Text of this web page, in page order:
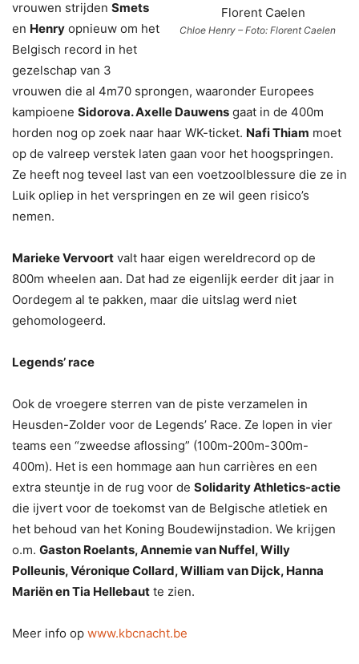
Chloe Henry – Foto: Florent Caelen
vrouwen strijden Smets
en Henry opnieuw om het
Belgisch record in het
gezelschap van 3
vrouwen die al 4m70 sprongen, waaronder Europees
kampioene Sidorova. Axelle Dauwens gaat in de 400m
horden nog op zoek naar haar WK-ticket. Nafi Thiam moet
op de valreep verstek laten gaan voor het hoogspringen.
Ze heeft nog teveel last van een voetzoolblessure die ze in
Luik opliep in het verspringen en ze wil geen risico’s
nemen.
Marieke Vervoort valt haar eigen wereldrecord op de
800m wheelen aan. Dat had ze eigenlijk eerder dit jaar in
Oordegem al te pakken, maar die uitslag werd niet
gehomologeerd.
Legends’ race
Ook de vroegere sterren van de piste verzamelen in
Heusden-Zolder voor de Legends’ Race. Ze lopen in vier
teams een “zweedse aflossing” (100m-200m-300m-
400m). Het is een hommage aan hun carrières en een
extra steuntje in de rug voor de Solidarity Athletics-actie
die ijvert voor de toekomst van de Belgische atletiek en
het behoud van het Koning Boudewijnstadion. We krijgen
o.m. Gaston Roelants, Annemie van Nuffel, Willy
Polleunis, Véronique Collard, William van Dijck, Hanna
Mariën en Tia Hellebaut te zien.
Meer info op www.kbcnacht.be